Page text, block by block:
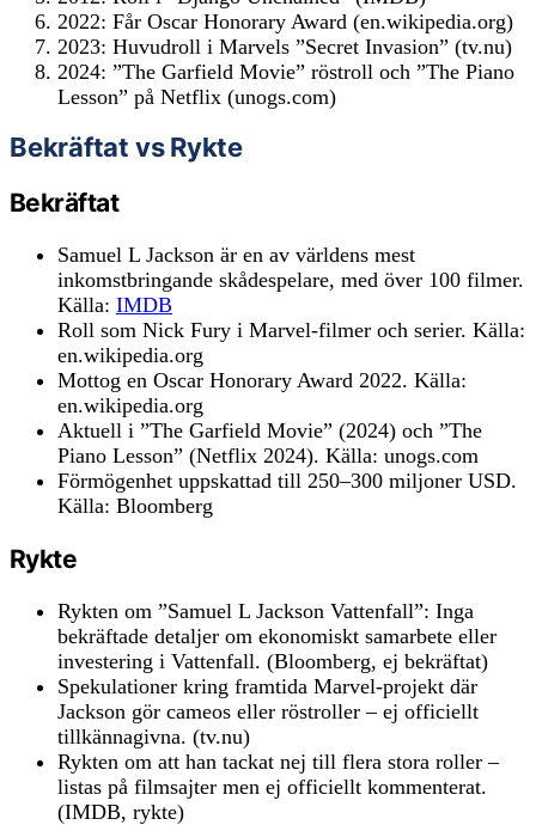
2022: Får Oscar Honorary Award (en.wikipedia.org)
2023: Huvudroll i Marvels ”Secret Invasion” (tv.nu)
2024: ”The Garfield Movie” röstroll och ”The Piano
Lesson” på Netflix (unogs.com)
Bekräftat vs Rykte
Bekräftat
Samuel L Jackson är en av världens mest
inkomstbringande skådespelare, med över 100 filmer.
Källa: IMDB
Roll som Nick Fury i Marvel-filmer och serier. Källa:
en.wikipedia.org
Mottog en Oscar Honorary Award 2022. Källa:
en.wikipedia.org
Aktuell i ”The Garfield Movie” (2024) och ”The
Piano Lesson” (Netflix 2024). Källa: unogs.com
Förmögenhet uppskattad till 250–300 miljoner USD.
Källa: Bloomberg
Rykte
Rykten om ”Samuel L Jackson Vattenfall”: Inga
bekräftade detaljer om ekonomiskt samarbete eller
investering i Vattenfall. (Bloomberg, ej bekräftat)
Spekulationer kring framtida Marvel-projekt där
Jackson gör cameos eller röstroller – ej officiellt
tillkännagivna. (tv.nu)
Rykten om att han tackat nej till flera stora roller –
listas på filmsajter men ej officiellt kommenterat.
(IMDB, rykte)